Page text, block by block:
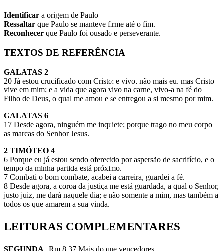
Identificar a origem de Paulo
Ressaltar que Paulo se manteve firme até o fim.
Reconhecer que Paulo foi ousado e perseverante.
TEXTOS DE REFERÊNCIA
GALATAS 2
20 Já estou crucificado com Cristo; e vivo, não mais eu, mas Cristo
vive em mim; e a vida que agora vivo na carne, vivo-a na fé do
Filho de Deus, o qual me amou e se entregou a si mesmo por mim.
GALATAS 6
17 Desde agora, ninguém me inquiete; porque trago no meu corpo
as marcas do Senhor Jesus.
2 TIMÓTEO 4
6 Porque eu já estou sendo oferecido por aspersão de sacrifício, e o
tempo da minha partida está próximo.
7 Combati o bom combate, acabei a carreira, guardei a fé.
8 Desde agora, a coroa da justiça me está guardada, a qual o Senhor,
justo juiz, me dará naquele dia; e não somente a mim, mas também a
todos os que amarem a sua vinda.
LEITURAS COMPLEMENTARES
SEGUNDA | Rm 8.37 Mais do que vencedores.